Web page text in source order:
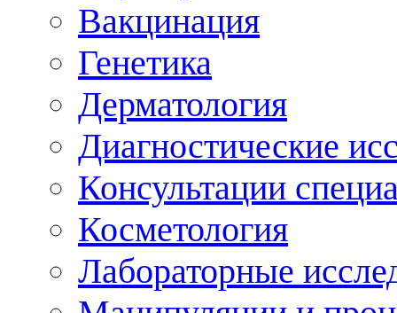
Вакцинация
Генетика
Дерматология
Диагностические
Консультации
Косметология
Лабораторные